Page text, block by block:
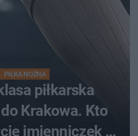
PIŁKA NOŻNA
piłkarska
Krakowa. Kto
imienniczek na